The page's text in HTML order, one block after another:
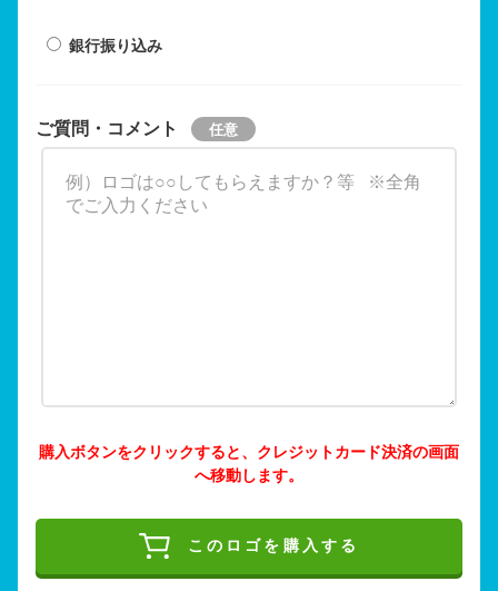
銀行振り込み
ご質問・コメント
購入ボタンをクリックすると、クレジットカード決済の画面
へ移動します。
このロゴを購入する